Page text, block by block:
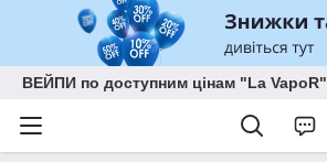
ВЕЙПИ по доступним цінам "La VapoR"